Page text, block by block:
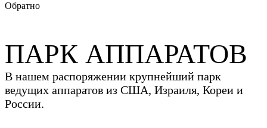
Обратно
ПАРК АППАРАТОВ
В нашем распоряжении крупнейший парк
ведущих аппаратов из США, Израиля, Кореи и
России.